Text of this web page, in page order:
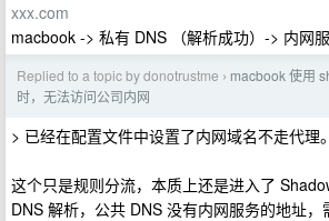
xxx.com
macbook -> 私有 DNS （解析成功）-> 内网
Replied to a topic by donotrustme › macbook 使用
时，无法访问公司内网
> 已经在配置文件中设置了内网域名不走代理。
这个只是规则分流，本质上还是进入了
DNS 解析，公共 DNS 没有内网服务的地址